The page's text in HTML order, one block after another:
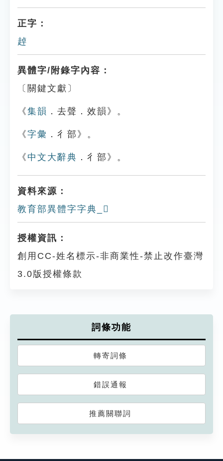
正字：
趠
異體字/附錄字內容：
〔關鍵文獻〕
《集韻 ．去聲．效韻》。
《字彙 ．彳部》。
《 中文大辭典 ．彳部》。
資料來源：
教育部異體字字典_𢔄
授權資訊：
創用CC-姓名標示-非商業性-禁止改作臺灣
3.0版授權條款
詞條功能
轉寄詞條
錯誤通報
推薦關聯詞